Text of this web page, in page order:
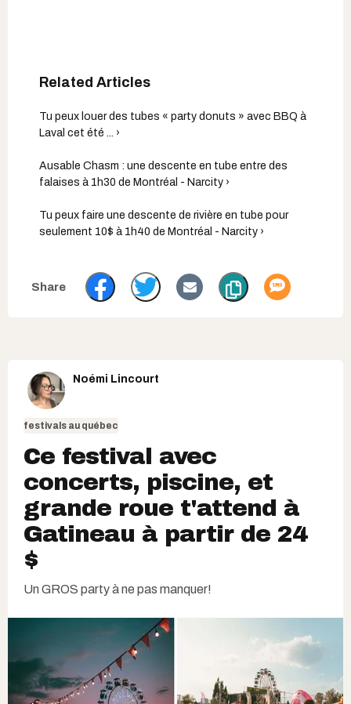
Tu peux louer des tubes « party donuts » avec BBQ à
Laval cet été ... ›
Ausable Chasm : une descente en tube entre des
falaises à 1h30 de Montréal - Narcity ›
Tu peux faire une descente de rivière en tube pour
seulement 10$ à 1h40 de Montréal - Narcity ›
Noémi Lincourt
festivals au québec
Ce festival avec
concerts, piscine, et
grande roue t'attend à
Gatineau à partir de 24
$
Un GROS party à ne pas manquer!